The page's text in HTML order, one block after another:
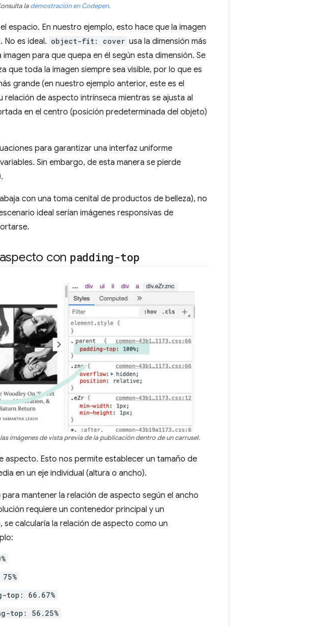
lademostración en Codepen.
espacio. En nuestro ejemplo, esto hace que la imagen
No es ideal. object-fit: cover usa la dimensión más
para que quepa en él según esta dimensión. Se
que toda la imagen siempre sea visible, por lo que es
grande (en nuestro ejemplo anterior, este es el
relación de aspecto intrínseca mientras se ajusta al
en el centro (posición predeterminada del objeto)
para garantizar una interfaz uniforme
Sin embargo, de esta manera se pierde
con una toma cenital de productos de belleza), no
ideal serían imágenes responsivas de
con padding-top
imágenes de vista previa de la publicación dentro de un carrusel.
aspecto. Esto nos permite establecer un tamaño de
en un eje individual (altura o ancho).
mantener la relación de aspecto según el ancho
requiere un contenedor principal y un
calcularía la relación de aspecto como un
top: 66.67%
top: 56.25%